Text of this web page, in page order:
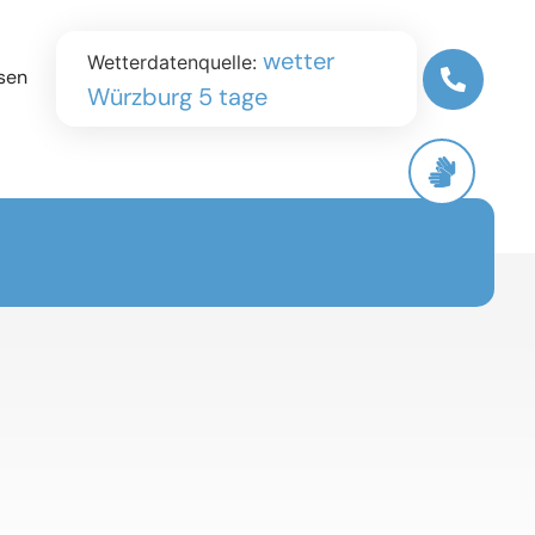
Wetterdatenquelle: wetter
Würzburg 5 tage